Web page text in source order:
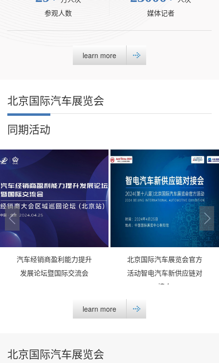
参观人数
媒体记者
learn more
北京国际汽车展览会
同期活动
汽⻋经销商盈利能力提升
发展论坛暨国际交流会
北京国际汽车展览会官方
活动智电汽车新供应链对
接会
learn more
北京国际汽车展览会